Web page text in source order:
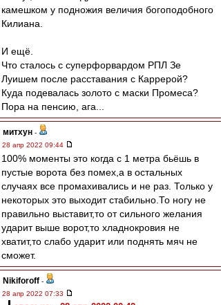
камешком у подножия величия богоподобного
Килиана.
И ещё.
Что сталось с суперфорвардом РПЛ Зе
Луишем после расставания с Каррерой?
Куда подевалась золото с маски Промеса?
Пора на пенсию, ага...
митхун -
28 апр 2022 09:44
100% моменты это когда с 1 метра бьёшь в
пустые ворота без помех,а в остальных
случаях все промахивались и не раз. Только у
некоторых это выходит стабильно.То ногу не
правильно выставит,то от сильного желания
ударит выше ворот,то хладнокровия не
хватит,то слабо ударит или поднять мяч не
сможет.
Nikiforoff -
28 апр 2022 07:33